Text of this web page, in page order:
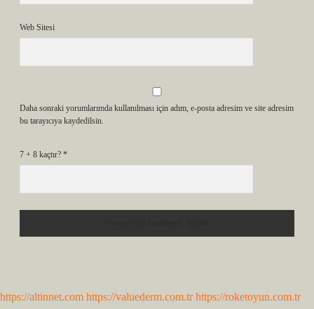
Web Sitesi
Daha sonraki yorumlarımda kullanılması için adım, e-posta adresim ve site adresim
bu tarayıcıya kaydedilsin.
7 + 8 kaçtır? *
https://altinnet.com https://valuederm.com.tr https://roketoyun.com.tr